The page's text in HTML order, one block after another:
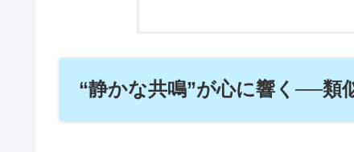
“静かな共鳴”が心に響く──類